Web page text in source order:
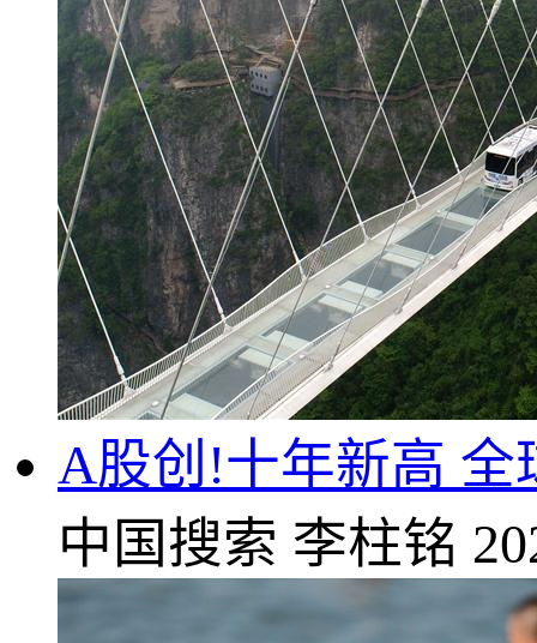
A股创!十年新高 全
中国搜索 李柱铭